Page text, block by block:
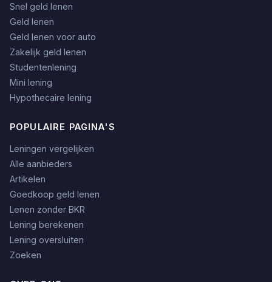
Snel geld lenen
Geld lenen
Geld lenen voor auto
Zakelijk geld lenen
Studentenlening
Mini lening
Hypothecaire lening
POPULAIRE PAGINA'S
Leningen vergelijken
Alle aanbieders
Artikelen
Goedkoop geld lenen
Lenen zonder BKR
Lening berekenen
Lening oversluiten
Zoeken